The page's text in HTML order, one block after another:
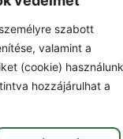
szabott
valamint a
(cookie)
hozzájárulhat a
tanacsadas.hu/